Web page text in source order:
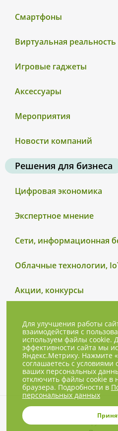
Смартфоны
Виртуальная реальность
Игровые гаджеты
Аксессуары
Мероприятия
Новости компаний
Решения для бизнеса
Цифровая экономика
Экспертное мнение
Сети, информационная
Облачные технологии,
Акции, конкурсы
© 2001-
Для улучшения работы
взаимодействия с
используем файлы cookie.
эффективности сайта мы
Яндекс.Метрику. Нажмите
соглашаетесь с условиями
ваших персональных
отключить файлы cookie в
браузера. Подробности в
персональных данных